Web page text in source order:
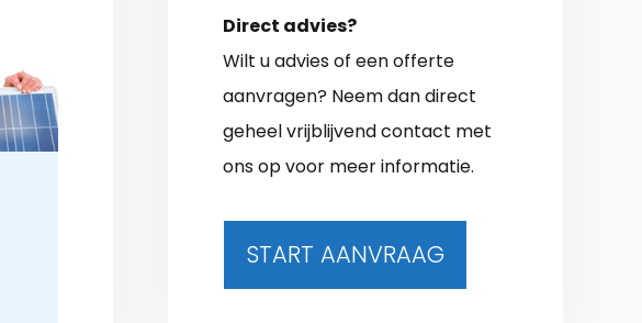
Direct advies?
Wilt u advies of een offerte
aanvragen? Neem dan direct
geheel vrijblijvend contact met
ons op voor meer informatie.
START AANVRAAG